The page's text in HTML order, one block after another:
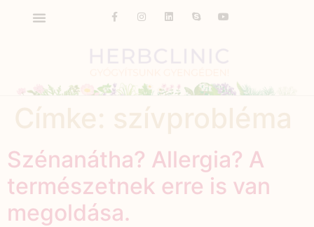
Szénanátha? Allergia? A
természetnek erre is van
megoldása.